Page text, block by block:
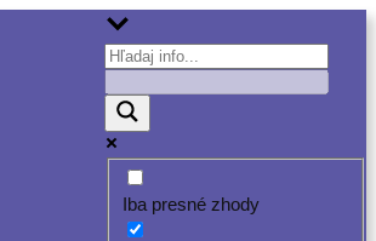
Iba presné zhody